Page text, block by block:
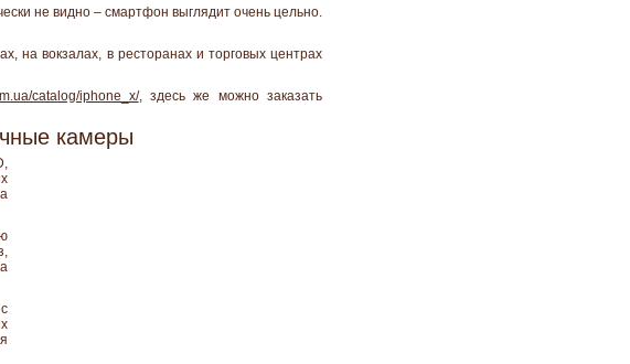
не видно – смартфон выглядит очень цельно.
на вокзалах, в ресторанах и торговых центрах
catalog/iphone_x/, здесь же можно заказать
камеры